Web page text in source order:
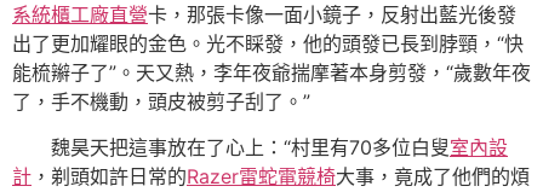
系統櫃工廠直營卡，那張卡像一面小鏡子，反射出藍光後發
出了更加耀眼的金色。光不睬發，他的頭發已長到脖頸，“快
能梳辮子了”。天又熱，李年夜爺揣摩著本身剪發，“歲數年夜
了，手不機動，頭皮被剪子刮了。”
魏昊天把這事放在了心上：“村里有70多位白叟室內設
計 ，剃頭如許日常的Razer雷蛇電競椅大事，竟成了他們的煩